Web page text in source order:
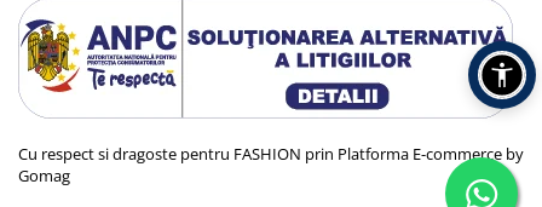
Cu respect si dragoste pentru FASHION prin Platforma E-commerce by
Gomag